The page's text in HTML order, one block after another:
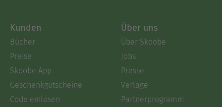
Kunden
Bücher
Preise
Skoobe App
Geschenkgutscheine
Code einlösen
Über uns
Über Skoobe
Jobs
Presse
Verlage
Partnerprogramm